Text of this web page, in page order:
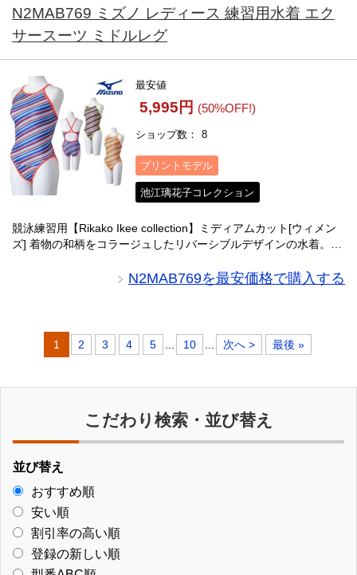
N2MAB769 ミズノ レディース 練習用水着 エク
サースーツ ミドルレグ
最安値
5,995円 (50%OFF!)
ショップ数 8
プリントモデル
池江璃花子コレクション
競泳練習用【Rikako Ikee collection】ミディアムカット[ウィメン
ズ] 着物の和柄をコラージュしたリバーシブルデザインの水着。池
実現。塩素に強い・・・N2MAB769を最安価格で購入する
1 2 3 4 5 10 次へ > 最後 »
こだわり検索・並び替え
並び替え
おすすめ順
安い順
割引率の高い順
登録の新しい順